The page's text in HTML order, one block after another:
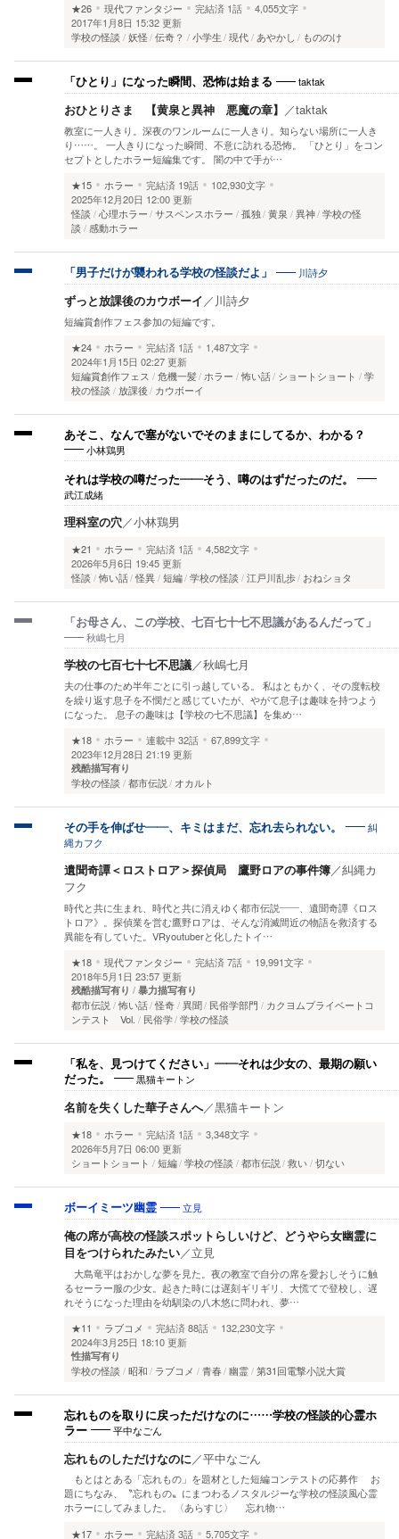
★26
現代ファンタジー 完結済 1話
4,055文字
2017年1月8日 15:32 更新
学校の怪談
妖怪 伝奇？ 小学生 現代 あやかし もののけ
「ひとり」になった瞬間、恐怖は始まる taktak
おひとりさま 【黄泉と異神 悪魔の章】 ／taktak
教室に一人きり。深夜のワンルームに一人きり。知らない場所に一人き
り……。 一人きりになった瞬間、不意に訪れる恐怖。 「ひとり」をコン
セプトとしたホラー短編集です。 闇の中で手が…
★15
ホラー 完結済 19話
102,930文字
2025年12月20日 12:00 更新
怪談
心理ホラー サスペンスホラー 孤独 黄泉 異神 学校の怪
談
感動ホラー
「男子だけが襲われる学校の怪談だよ」 川詩夕
ずっと放課後のカウボーイ／ 川詩夕
短編賞創作フェス参加の短編です。
★24
ホラー 完結済 1話
1,487文字
2024年1月15日 02:27 更新
短編賞創作フェス
危機一髪 ホラー 怖い話 ショートショート
学
校の怪談
放課後 カウボーイ
あそこ、なんで塞がないでそのままにしてるか、わかる？
小林鶏男
それは学校の噂だった――そう、噂のはずだったのだ。
武江成緒
理科室の穴／小林鶏男
★21 ホラー 完結済 1話
4,582文字
2026年5月6日 19:45 更新
怪談
怖い話 怪異 短編 学校の怪談 江戸川乱歩 おねショタ
「お母さん、この学校、七百七十七不思議があるんだって」
秋嶋七月
学校の七百七十七不思議／秋嶋七月
夫の仕事のため半年ごとに引っ越している。 私はともかく、その度転校
を繰り返す息子を不憫だと感じていたが、やがて息子は趣味を持つよう
になった。 息子の趣味は【学校の七不思議】を集め…
★18
ホラー 連載中 32話
67,899文字
2023年12月28日 21:19 更新
残酷描写有り
学校の怪談 都市伝説 オカルト
その手を伸ばせ――、キミはまだ、忘れ去られない。
糾
縄カフク
遺聞奇譚＜ロストロア＞探偵局 鷹野ロアの事件簿／糾縄カ
フク
時代と共に生まれ、時代と共に消えゆく都市伝説――、遺聞奇譚《ロス
トロア》。探偵業を営む鷹野ロアは、そんな消滅間近の物語を救済する
異能を有していた。VRyoutuberと化したトイ…
★18
現代ファンタジー 完結済7話
19,991文字
2018年5月1日 23:57 更新
残酷描写有り 暴力描写有り
都市伝説 怖い話 怪奇 異聞 民俗学部門
カクヨムプライベートコ
ンテスト Vol.
民俗学 学校の怪談
「私を、見つけてください」――それは少女の、最期の願い
だった。
黒猫キートン
名前を失くした華子さんへ／黒猫キートン
★18 ホラー 完結済 1話
3,348文字
2026年5月7日 06:00 更新
ショートショート
短編 学校の怪談 都市伝説 救い 切ない
ボーイミーツ幽霊 立見
俺の席が高校の怪談スポットらしいけど、どうやら女幽霊に
目をつけられたみたい／立見
大島竜平はおかしな夢を見た。夜の教室で自分の席を愛おしそうに触
るセーラー服の少女。起きた時には遅刻ギリギリ、大慌てで登校し、遅
れそうになった理由を幼馴染の八木悠に問われ、夢…
★11
ラブコメ 完結済88話
132,230文字
2024年3月25日 18:10 更新
性描写有り
学校の怪談 昭和 ラブコメ 青春 幽霊 第31回電撃小説大賞
忘れものを取りに戻っただけなのに……学校の怪談的心霊ホ
ラー
平中なごん
忘れものしただけなのに／平中なごん
もとはとある「忘れもの」を題材とした短編コンテストの応募作 お
題にちなみ、〝忘れもの〟にまつわるノスタルジーな学校の怪談風心霊
ホラーにしてみました。 〈あらすじ〉 忘れ物…
★17
ホラー 完結済3話 5,705文字